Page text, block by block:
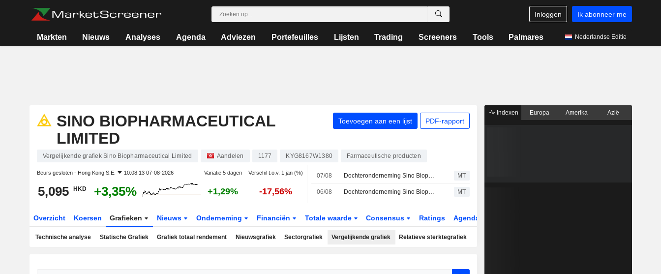
Inloggen Ik abonneer me
Markten Nieuws Analyses Agenda Adviezen Portefeuilles Lijsten Trading Screeners Tools Palmares Nederlandse Editie
SINO BIOPHARMACEUTICAL
LIMITED
Toevoegen aan een lijst PDF-rapport
Vergelijkende grafiek Sino Biopharmaceutical Limited Aandelen 1177 KYG8167W1380 Farmaceutische producten
Beurs gesloten - Hong Kong S.E. 10:08:13 07-08-2026 Variatie 5 dagen Verschil t.o.v. 1 jan (%)
5,095 HKD +3,35% +1,29% -17,56%
07/08 Dochteronderneming Sino Biopharma krijgt Chinese goedkeuring voor longkankermedicijn MT
06/08 Dochteronderneming Sino Biopharm krijgt groen licht voor ontstekingsremmende pijnstiller in China MT
Overzicht Koersen Grafieken Nieuws Onderneming Financiën Totale waarde Consensus Ratings Agenda
Technische analyse Statische Grafiek Grafiek totaal rendement Nieuwsgrafiek Sectorgrafiek Vergelijkende grafiek Relatieve sterktegrafiek
Indexen Europa Amerika Azië